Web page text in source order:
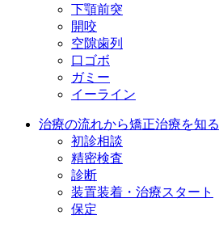
下顎前突
開咬
空隙歯列
口ゴボ
ガミー
イーライン
治療の流れから矯正治療を知る
初診相談
精密検査
診断
装置装着・治療スタート
保定